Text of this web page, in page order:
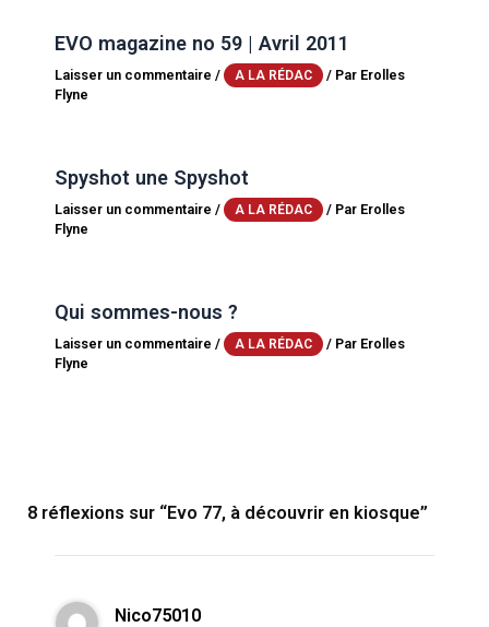
EVO magazine no 59 | Avril 2011
Laisser un commentaire / A LA RÉDAC / Par Erolles
Flyne
Spyshot une Spyshot
Laisser un commentaire / A LA RÉDAC / Par Erolles
Flyne
Qui sommes-nous ?
Laisser un commentaire / A LA RÉDAC / Par Erolles
Flyne
8 réflexions sur “Evo 77, à découvrir en kiosque”
Nico75010